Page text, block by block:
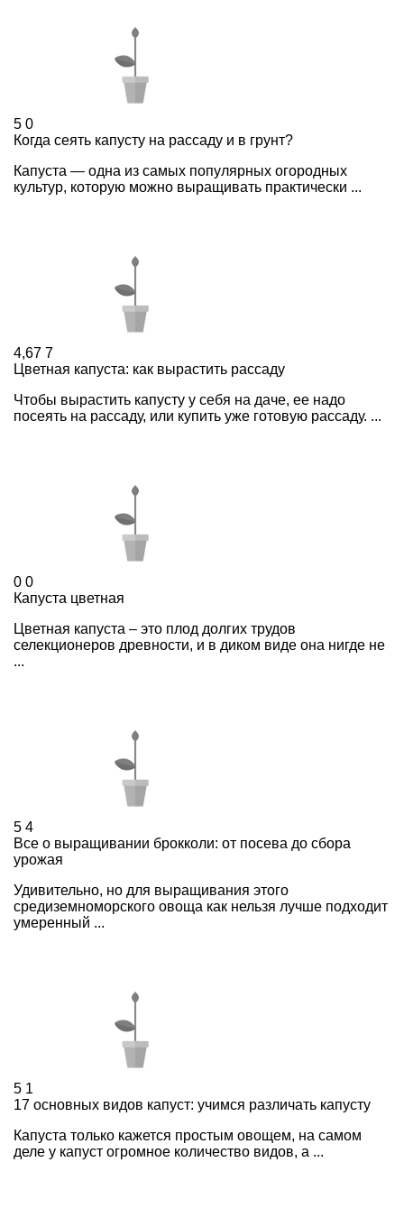
5 0
Когда сеять капусту на рассаду и в грунт?
Капуста — одна из самых популярных огородных
культур, которую можно выращивать практически ...
4,67 7
Цветная капуста: как вырастить рассаду
Чтобы вырастить капусту у себя на даче, ее надо
посеять на рассаду, или купить уже готовую рассаду. ...
0 0
Капуста цветная
Цветная капуста – это плод долгих трудов
селекционеров древности, и в диком виде она нигде не
...
5 4
Все о выращивании брокколи: от посева до сбора
урожая
Удивительно, но для выращивания этого
средиземноморского овоща как нельзя лучше подходит
умеренный ...
5 1
17 основных видов капуст: учимся различать капусту
Капуста только кажется простым овощем, на самом
деле у капуст огромное количество видов, а ...